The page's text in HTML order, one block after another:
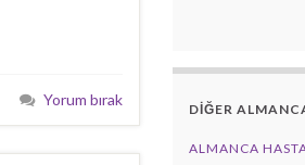
Yorum bırak
DİĞER
ALMANCA